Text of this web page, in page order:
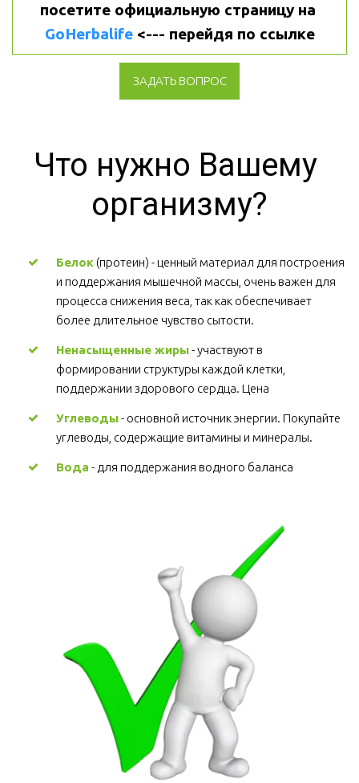
GoHerbalife <--- перейдя по ссылке
ЗАДАТЬ ВОПРОС
Что нужно Вашему
организму?
Белок (протеин) - ценный материал для построения
и поддержания мышечной массы, очень важен для
процесса снижения веса, так как обеспечивает
более длительное чувство сытости.
Ненасыщенные жиры - участвуют в
формировании структуры каждой клетки,
поддержании здорового сердца. Цена
Углеводы - основной источник энергии. Покупайте
углеводы, содержащие витамины и минералы.
Вода - для поддержания водного баланса